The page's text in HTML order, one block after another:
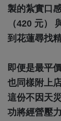
製的紮實口
（420 元）
到花蓮尋找
即便是最平
也同樣附上
這份不因天
功將經營壓